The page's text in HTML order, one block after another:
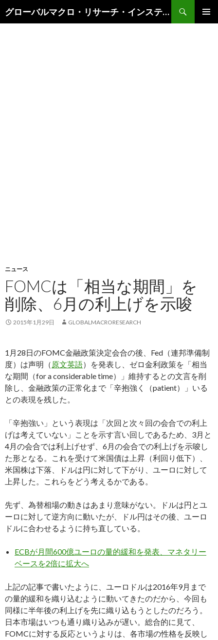
グローバルマクロ・リサーチ・インスティテュート
索
ニュース
FOMCは「相当な期間」を
削除、6月の利上げを示唆
2015年1月29日 GLOBALMACRORESEARCH
1月28日のFOMC金融政策決定会合の後、Fed（連邦準備制
度）は声明（ 原文英語）を発表し、ゼロ金利政策を「相当
な期間（for a considerable time）」維持するとの文言を削
除し、金融政策の正常化まで「辛抱強く（patient）」いる
との表現を残した。
「辛抱強い」という表現は「次回と次々回の会合での利上
げは考えていない」ことを示す言い回しであるため、3月と
4月の会合では利上げせず、6月の会合での利上げを示唆し
た形となる。これを受けて米国債は上昇（利回り低下）、
米国株は下落、ドルは円に対して下がり、ユーロに対して
上昇した。これらをどう考えるかである。
先ず、為替相場の動きはあまり意味がない。ドルは円とユ
ーロに対して逆方向に動いたが、ドル円はその後、ユーロ
ドルに合わせるように持ち直している。
ECBが月間600億ユーロの量的緩和を発表、マネタリー
ベースを2倍に拡大へ
上記の記事で書いたように、ユーロドルは2016年9月まで
の量的緩和を織り込むように動いてきたのだから、今回も
同様に半年後の利上げを先に織り込もうとしたのだろう。
日本市場はいつも通り織り込みが遅い。総合的に見て、
FOMCに対する反応というよりは、各市場の性格を反映し